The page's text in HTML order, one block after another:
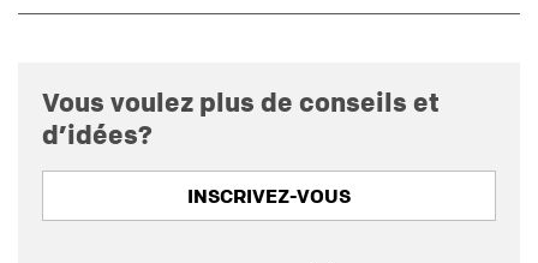
Vous voulez plus de conseils et
d’idées?
INSCRIVEZ-VOUS